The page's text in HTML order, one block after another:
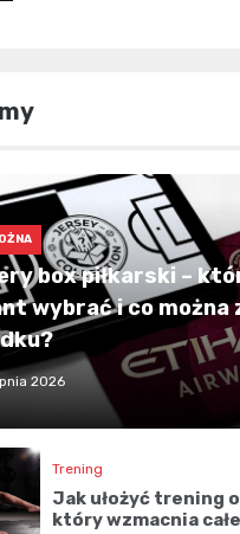
box piłkarski –
wybrać i co można
2026
Trening
Jak ułożyć trening
który wzmacnia